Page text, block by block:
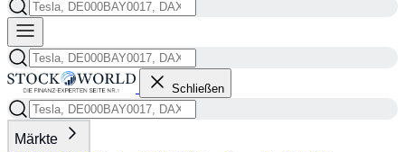
Schließen
Märkte